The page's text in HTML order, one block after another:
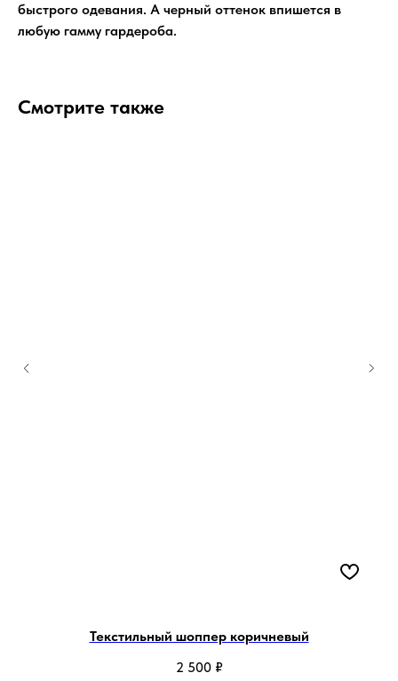
быстрого одевания. А черный оттенок впишется в
любую гамму гардероба.
Смотрите также
Текстильный шоппер коричневый
2 500 ₽